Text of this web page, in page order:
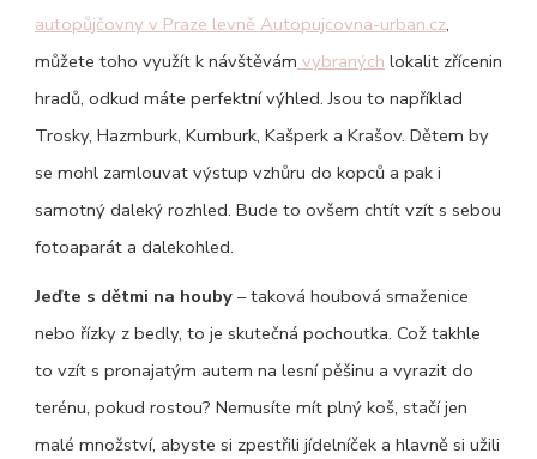
autopůjčovny v Praze levně Autopujcovna-urban.cz,
můžete toho využít k návštěvám vybraných lokalit zřícenin
hradů, odkud máte perfektní výhled. Jsou to například
Trosky, Hazmburk, Kumburk, Kašperk a Krašov. Dětem by
se mohl zamlouvat výstup vzhůru do kopců a pak i
samotný daleký rozhled. Bude to ovšem chtít vzít s sebou
fotoaparát a dalekohled.
Jeďte s dětmi na houby – taková houbová smaženice
nebo řízky z bedly, to je skutečná pochoutka. Což takhle
to vzít s pronajatým autem na lesní pěšinu a vyrazit do
terénu, pokud rostou? Nemusíte mít plný koš, stačí jen
malé množství, abyste si zpestřili jídelníček a hlavně si užili